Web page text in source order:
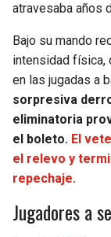
atravesaba años
Bajo su mando
intensidad física,
en las jugadas a
sorpresiva
eliminatoria
el boleto. El
el relevo y
repechaje.
Jugadores a